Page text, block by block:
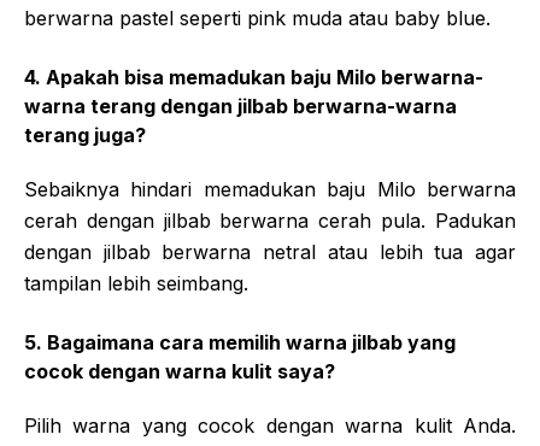
berwarna pastel seperti pink muda atau baby blue.
4. Apakah bisa memadukan baju Milo berwarna-
warna terang dengan jilbab berwarna-warna
terang juga?
Sebaiknya hindari memadukan baju Milo berwarna
cerah dengan jilbab berwarna cerah pula. Padukan
dengan jilbab berwarna netral atau lebih tua agar
tampilan lebih seimbang.
5. Bagaimana cara memilih warna jilbab yang
cocok dengan warna kulit saya?
Pilih warna yang cocok dengan warna kulit Anda.